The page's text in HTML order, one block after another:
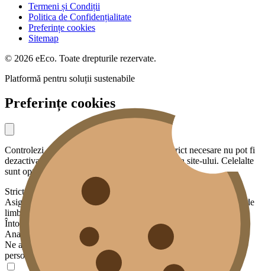
Termeni și Condiții
Politica de Confidențialitate
Preferințe cookies
Sitemap
© 2026 eEco. Toate drepturile rezervate.
Platformă pentru soluții sustenabile
Preferințe cookies
Controlezi ce date partajezi cu noi. Cookies strict necesare nu pot fi
dezactivate — sunt esențiale pentru funcționarea site-ului. Celelalte
sunt opționale.
Strict necesare
Asigură funcționalități de bază: securitate, sesiunea ta, preferința de
limbă.
Întotdeauna activ
Analiză
Ne ajută să înțelegem cum este folosit site-ul, fără a te identifica
personal. Datele sunt agregate și anonimizate.